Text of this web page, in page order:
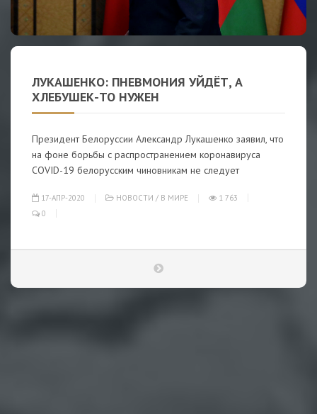
ЛУКАШЕНКО: ПНЕВМОНИЯ УЙДЁТ, А
ХЛЕБУШЕК-ТО НУЖЕН
Президент Белоруссии Александр Лукашенко заявил, что
на фоне борьбы с распространением коронавируса
COVID-19 белорусским чиновникам не следует
17-АПР-2020 НОВОСТИ / В МИРЕ
1 763
0